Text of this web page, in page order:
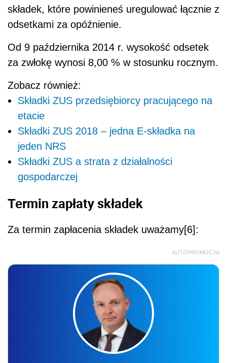
składek, które powinieneś uregulować łącznie z
odsetkami za opóźnienie.
Od 9 października 2014 r. wysokość odsetek
za zwłokę wynosi 8,00 % w stosunku rocznym.
Zobacz również:
Składki ZUS przedsiębiorcy pracującego na
etacie
Składki ZUS 2018 – jedna E-składka na
jeden NRS
Składki ZUS a strata z działalności
gospodarczej
Termin zapłaty składek
Za termin zapłacenia składek uważamy[6]:
AUTOPROMOCJA